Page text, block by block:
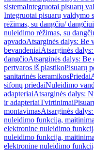
sistemaIntegruotai pisuarų
Integruotai pisuarų valdymo
rėžimas, su dangčiu/ dangčiui
nuleidimo rėžimas, su
apvadoAtsarginės dalys: Be
bevandeniaiAtsarginės
dangčioAtsarginės dalys: Be
pertvaros iš plastikoPisuarų
sanitarinės keramikosPriedai
sifonų priedaiNuleidimo
adapteriaiAtsarginės dalys:
ir adapteriaiTvirtinimai
montavimasAtsarginės
nuleidimo funkcija,
elektronine nuleidimo
nuleidimo funkcija,
elektronine nuleidimo